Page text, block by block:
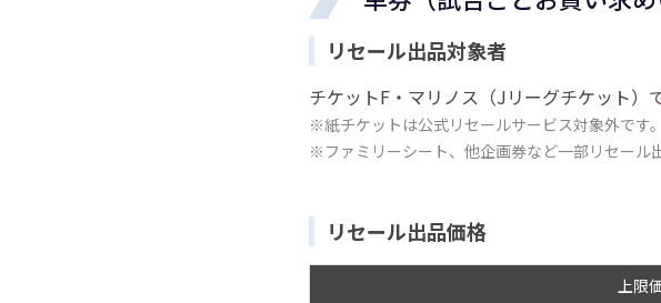
リセール出品対象者
チケットF・マリノス（Jリーグチケット）
※紙チケットは公式リセールサービス対象外です。
※ファミリーシート、他企画券など一部リセール
リセール出品価格
上限